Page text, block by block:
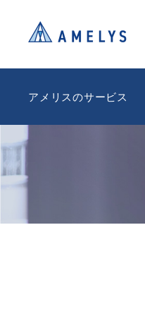
アメリスのサービス